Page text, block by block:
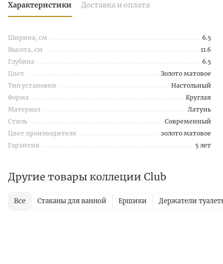
Характеристики Доставка и оплата
Ширина, см
6.5
Высота, см
11.6
Глубина
6.5
Цвет
Золото матовое
Тип установки
Настольный
Форма
Круглая
Материал
Латунь
Стиль
Современный
Цвет производителя
золото матовое
Гарантия
5 лет
Другие товары коллеции Club
Все Стаканы для ванной Ершики Держатели